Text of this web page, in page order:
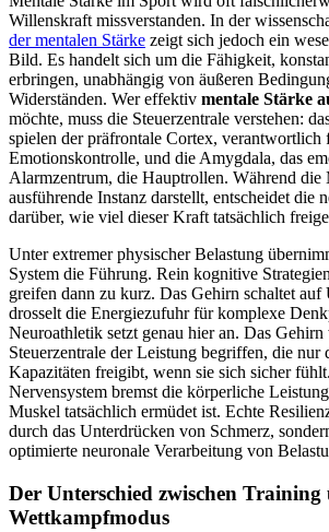
Willenskraft missverstanden. In der
der mentalen Stärke zeigt sich jedoch ein
Bild. Es handelt sich um die Fähigkeit,
erbringen, unabhängig von äußeren
Widerständen. Wer effektiv mentale Stärke
möchte, muss die Steuerzentrale verstehen:
spielen der präfrontale Cortex, verantwortlich
Emotionskontrolle, und die Amygdala, das
Alarmzentrum, die Hauptrollen. Während die
ausführende Instanz darstellt, entscheidet die
darüber, wie viel dieser Kraft tatsächlich
Unter extremer physischer Belastung
System die Führung. Rein kognitive
greifen dann zu kurz. Das Gehirn schaltet auf
drosselt die Energiezufuhr für komplexe
Neuroathletik setzt genau hier an. Das
Steuerzentrale der Leistung begriffen, die nur
Kapazitäten freigibt, wenn sie sich sicher
Nervensystem bremst die körperliche
Muskel tatsächlich ermüdet ist. Echte
durch das Unterdrücken von Schmerz,
optimierte neuronale Verarbeitung von
Der Unterschied zwischen Training
Wettkampfmodus